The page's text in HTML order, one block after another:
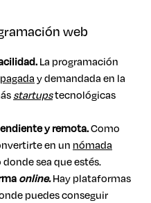
web
La programación
y demandada en la
startupstecnológicas
y remota.Como
en un nómada
sea que estés.
online.Hay plataformas
puedes conseguir